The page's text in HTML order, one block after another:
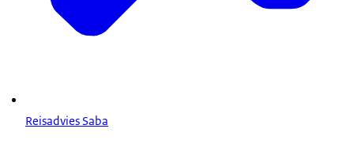
Reisadvies Saba